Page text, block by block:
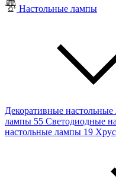
Настольные лампы
Декоративные
лампы 55 Светодиодные
настольные лампы 19